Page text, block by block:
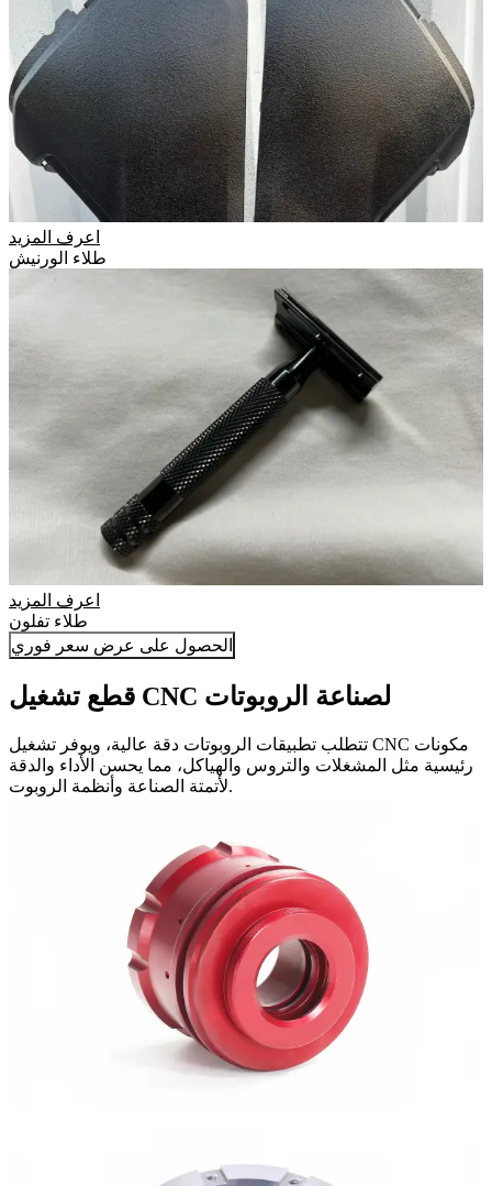
اعرف المزيد
طلاء الورنيش
اعرف المزيد
طلاء تفلون
الحصول على عرض سعر فوري
قطع تشغيل CNC لصناعة الروبوتات
تتطلب تطبيقات الروبوتات دقة عالية، ويوفر تشغيل CNC مكونات
رئيسية مثل المشغلات والتروس والهياكل، مما يحسن الأداء والدقة
لأتمتة الصناعة وأنظمة الروبوت.